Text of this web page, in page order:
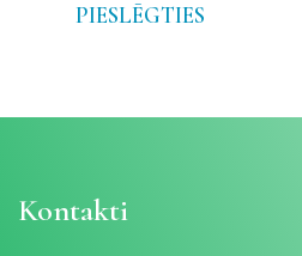
PIESLĒGTIES
Kontakti